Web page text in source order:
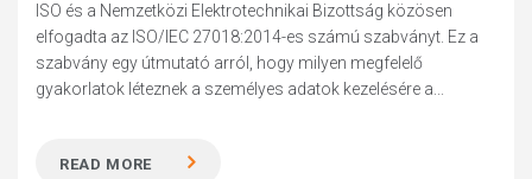
ISO és a Nemzetközi Elektrotechnikai Bizottság közösen
elfogadta az ISO/IEC 27018:2014-es számú szabványt. Ez a
szabvány egy útmutató arról, hogy milyen megfelelő
gyakorlatok léteznek a személyes adatok kezelésére a...
READ MORE